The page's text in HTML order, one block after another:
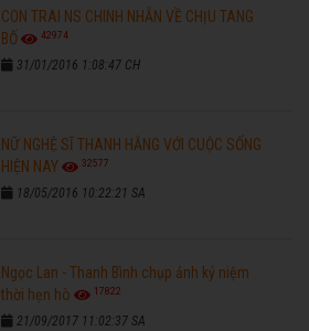
CON TRAI NS CHINH NHẪN VỀ CHỊU TANG
BỐ
42974
31/01/2016 1:08:47 CH
NỮ NGHỆ SĨ THANH HẰNG VỚI CUỘC SỐNG
HIỆN NAY
32577
18/05/2016 10:22:21 SA
Ngọc Lan - Thanh Bình chụp ảnh kỷ niệm
thời hẹn hò
17822
21/09/2017 11:02:37 SA